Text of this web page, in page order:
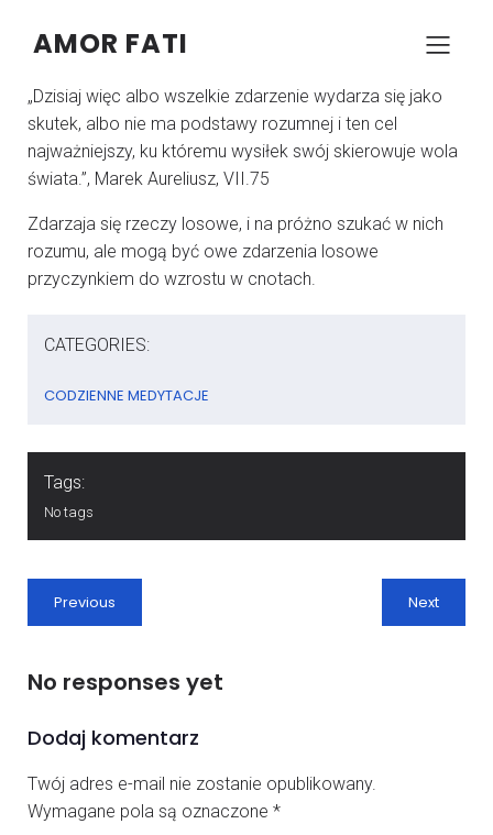
AMOR FATI
KONRAD SZCZYPCZYK
„Dzisiaj więc albo wszelkie zdarzenie wydarza się jako
skutek, albo nie ma podstawy rozumnej i ten cel
najważniejszy, ku któremu wysiłek swój skierowuje wola
świata.”, Marek Aureliusz, VII.75
Zdarzaja się rzeczy losowe, i na próżno szukać w nich
rozumu, ale mogą być owe zdarzenia losowe
przyczynkiem do wzrostu w cnotach.
CATEGORIES:
CODZIENNE MEDYTACJE
Tags:
No tags
Previous Next
No responses yet
Dodaj komentarz
Twój adres e-mail nie zostanie opublikowany.
Wymagane pola są oznaczone *